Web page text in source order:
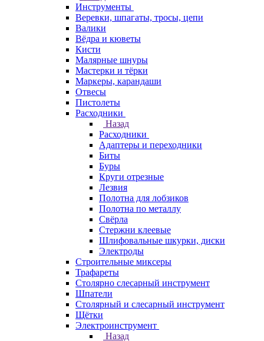
Инструменты
Веревки, шпагаты, тросы, цепи
Валики
Вёдра и кюветы
Кисти
Малярные шнуры
Мастерки и тёрки
Маркеры, карандаши
Отвесы
Пистолеты
Расходники
Назад
Расходники
Адаптеры и переходники
Биты
Буры
Круги отрезные
Лезвия
Полотна для лобзиков
Полотна по металлу
Свёрла
Стержни клеевые
Шлифовальные шкурки, диски
Электроды
Строительные миксеры
Трафареты
Столярно слесарный инструмент
Шпатели
Столярный и слесарный инструмент
Щётки
Электроинструмент
Назад